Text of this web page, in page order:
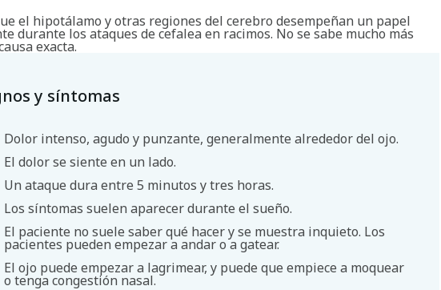
Buscar
el hipotálamo y otras regiones del cerebro desempeñan un papel
durante los ataques de cefalea en racimos. No se sabe mucho más
exacta.
y síntomas
Dolor intenso, agudo y punzante, generalmente alrededor del ojo.
El dolor se siente en un lado.
Un ataque dura entre 5 minutos y tres horas.
Los síntomas suelen aparecer durante el sueño.
El paciente no suele saber qué hacer y se muestra inquieto. Los
pacientes pueden empezar a andar o a gatear.
El ojo puede empezar a lagrimear, y puede que empiece a moquear
o tenga congestión nasal.